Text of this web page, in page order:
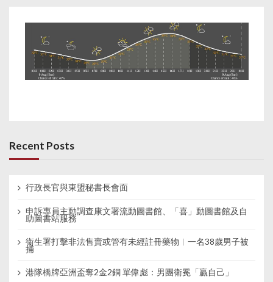
Recent Posts
行政長官與東盟秘書長會面
申訴專員主動調查康文署流動圖書館、「喜」動圖書館及自
助圖書站服務
衞生署打擊非法售賣或管有未經註冊藥物︱一名38歲男子被
捕
港隊橋牌亞洲盃奪2金2銅 單偉彪：男團衛冕「贏自己」